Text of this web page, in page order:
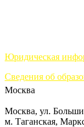
Юридическая
Сведения об
Москва
Москва, ул.
м. Таганская,